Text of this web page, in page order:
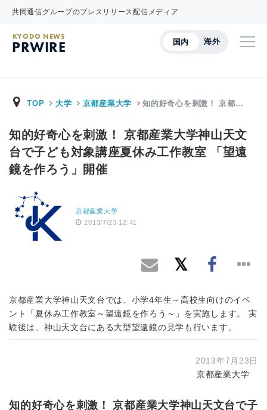
共同通信グループのプレスリリース配信メディア
国内 海外
KYODO NEWS
PRWIRE
TOP 大学 京都産業大学 知的好奇心を刺激！ 京都…
知的好奇心を刺激！ 京都産業大学神山天文
台で子ども対象講座夏休み工作教室 「望遠
鏡を作ろう」開催
京都産業大学
2013/7/23 12:41
京都産業大学神山天文台では、小学4年生～高校生向けのイベ
ント「夏休み工作教室～望遠鏡を作ろう～」を実施します。 実
験後は、神山天文台にある大型望遠鏡の見学も行います。
2013年7月23日
京都産業大学
知的好奇心を刺激！ 京都産業大学神山天文台で子